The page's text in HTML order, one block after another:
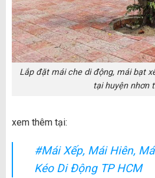
Lắp đặt mái che di động, mái bạt
tại huyện nhơn
xem thêm tại:
#Mái Xếp, Mái Hiên,
Kéo Di Động TP HCM